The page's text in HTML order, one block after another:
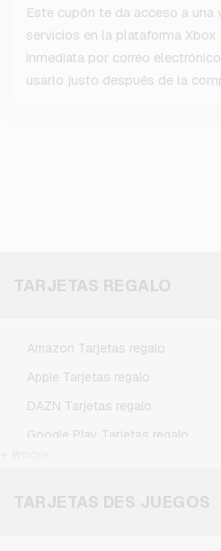
Este cupón te da acceso a
servicios en la plataforma Xbox
inmediata por correo
usarlo justo después de la
TARJETAS REGALO
Amazon Tarjetas regalo
Apple Tarjetas regalo
DAZN Tarjetas regalo
Google Play Tarjetas regalo
Microsoft Tarjetas regalo
TARJETAS DES JUEGOS